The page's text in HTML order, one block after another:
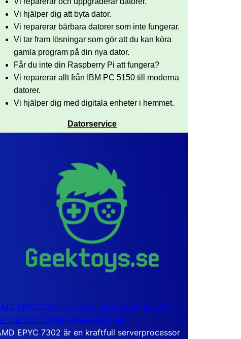
Vi hjälper dig att byta dator.
Vi reparerar bärbara datorer som inte fungerar.
Vi tar fram lösningar som gör att du kan köra
gamla program på din nya dator.
Får du inte din Raspberry Pi att fungera?
Vi reparerar allt från IBM PC 5150 till moderna
datorer.
Vi hjälper dig med digitala enheter i hemmet.
Datorservice
EPYC 7302 – sexton kärnor byggda för
och tunga arbetsstationer
EPYC 7302 är en kraftfull serverprocessor